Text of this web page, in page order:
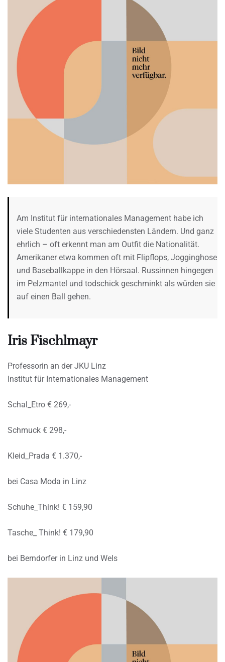
Am Institut für internationales Management habe ich
viele Studenten aus verschiedensten Ländern. Und ganz
ehrlich – oft erkennt man am Outfit die Nationalität.
Amerikaner etwa kommen oft mit Flipflops, Jogginghose
und Baseballkappe in den Hörsaal. Russinnen hingegen
im Pelzmantel und todschick geschminkt als würden sie
auf einen Ball gehen.
Iris Fischlmayr
Professorin an der JKU Linz
Institut für Internationales Management
Schal_Etro € 269,-
Schmuck € 298,-
Kleid_Prada € 1.370,-
bei Casa Moda in Linz
Schuhe_Think! € 159,90
Tasche_ Think! € 179,90
bei Berndorfer in Linz und Wels